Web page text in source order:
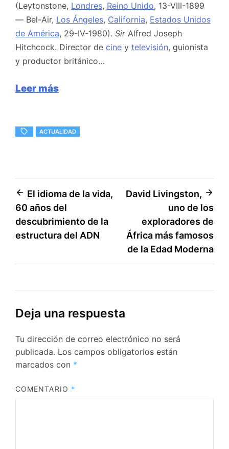
(Leytonstone, Londres, Reino Unido, 13-VIII-1899
— Bel-Air, Los Ángeles, California, Estados Unidos
de América, 29-IV-1980). SirAlfred Joseph
Hitchcock. Director de cine y televisión, guionista
y productor británico…
Leer más
ACTUALIDAD
Navegación
de
entradas
El idioma de la vida,
60 años del
descubrimiento de la
estructura del ADN
David Livingston,
uno de los
exploradores de
África más famosos
de la Edad Moderna
Deja una respuesta
Tu dirección de correo electrónico no será
publicada. Los campos obligatorios están
marcados con *
COMENTARIO *